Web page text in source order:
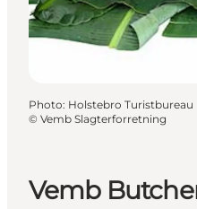
Vemb
Photo: Holstebro Turistbureau
© Vemb Slagterforretning